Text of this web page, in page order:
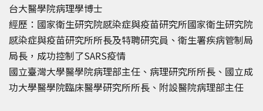
台大醫學院病理學博士
經歷：國家衛生研究院感染症與疫苗研究所國家衛生研究院
感染症與疫苗研究所所長及特聘研究員、衛生署疾病管制局
局長，成功控制了SARS疫情
國立臺灣大學醫學院病理部主任、病理研究所所長、國立成
功大學醫學院臨床醫學研究所所長、附設醫院病理部主任